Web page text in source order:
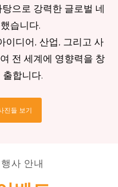
으로 강력한 글로벌 네
구축했습니다.
이디어, 산업, 그리고 사
전 세계에 영향력을 창
출합니다.
진들 보기
행사 안내